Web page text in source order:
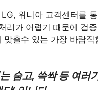
위니아 고객센터를
리가 어렵기 때문에 검
맞출수 있는 가장 바람직
숨고, 쓱싹 등 여러